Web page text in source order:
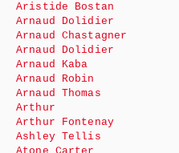
Aristide Bostan
Arnaud Dolidier
Arnaud Chastagner
Arnaud Dolidier
Arnaud Kaba
Arnaud Robin
Arnaud Thomas
Arthur
Arthur Fontenay
Ashley Tellis